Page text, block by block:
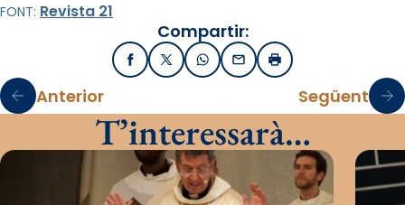
FONT: Revista 21
Compartir:
FacebookX / TwitterWhatsApp
EmailImprimir
Anterior Següent
T’interessarà…